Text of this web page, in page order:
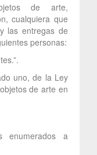
de arte,
cualquiera que
las entregas de
personas:
uno, de la Ley
de arte en
enumerados a